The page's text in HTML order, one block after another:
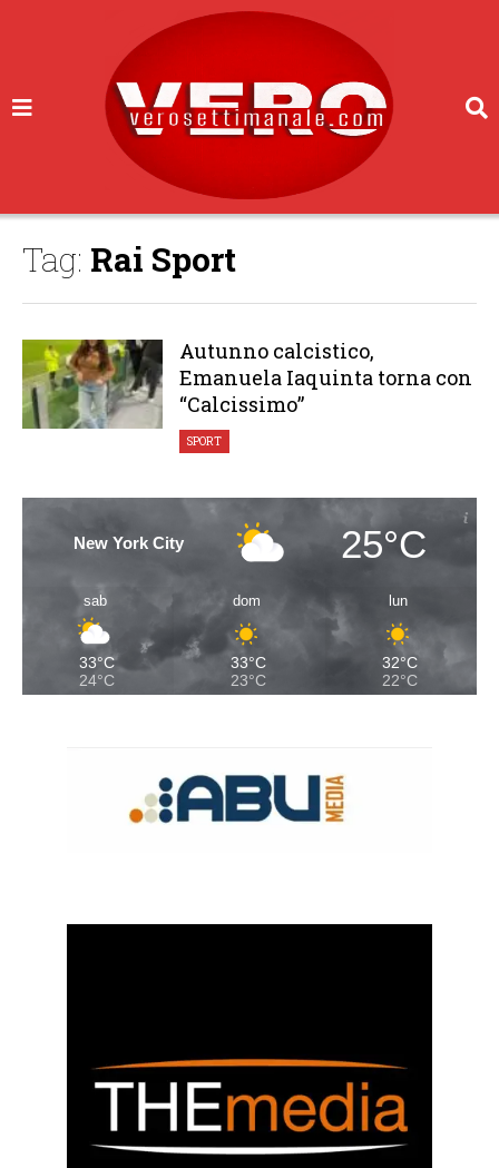
Tag: Rai Sport
Autunno calcistico,
Emanuela Iaquinta torna con
“Calcissimo”
SPORT
New York City 25°C
sab
33°C
24°C
dom
33°C
23°C
lun
32°C
22°C